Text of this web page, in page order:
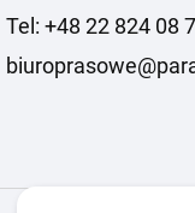
Tel: +48 22 824 08